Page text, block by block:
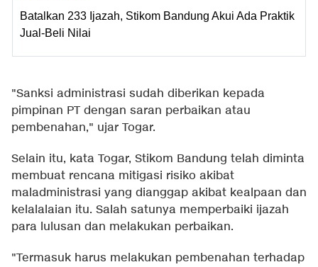
Batalkan 233 Ijazah, Stikom Bandung Akui Ada Praktik
Jual-Beli Nilai
"Sanksi administrasi sudah diberikan kepada
pimpinan PT dengan saran perbaikan atau
pembenahan," ujar Togar.
Selain itu, kata Togar, Stikom Bandung telah diminta
membuat rencana mitigasi risiko akibat
maladministrasi yang dianggap akibat kealpaan dan
kelalalaian itu. Salah satunya memperbaiki ijazah
para lulusan dan melakukan perbaikan.
"Termasuk harus melakukan pembenahan terhadap